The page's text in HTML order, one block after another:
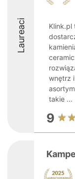
Laureaci
Klink.pl
wnętrz
takie ...
9